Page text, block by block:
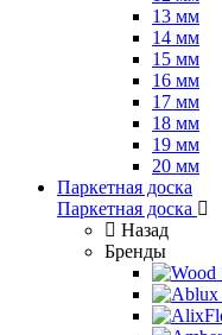
13 мм
14 мм
15 мм
16 мм
17 мм
18 мм
19 мм
20 мм
Паркетная доска
Паркетная доска
Назад
Бренды